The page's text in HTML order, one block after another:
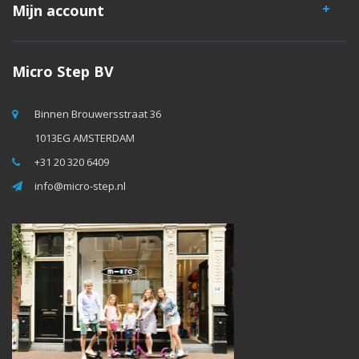
Mijn account
Micro Step BV
Binnen Brouwersstraat 36
1013EG AMSTERDAM
+31 20 320 6409
info@micro-step.nl